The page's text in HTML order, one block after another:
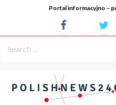
Portal informacyjno –